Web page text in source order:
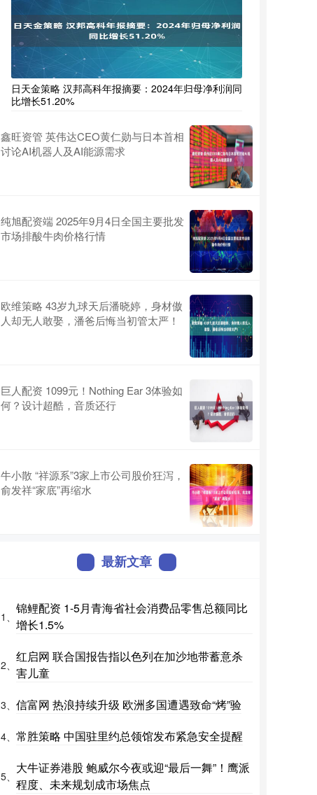
日天金策略 汉邦高科年报摘要：2024年归母净利润同
比增长51.20%
鑫旺资管 英伟达CEO黄仁勋与日本首相
讨论AI机器人及AI能源需求
纯旭配资端 2025年9月4日全国主要批发
市场排酸牛肉价格行情
欧维策略 43岁九球天后潘晓婷，身材傲
人却无人敢娶，潘爸后悔当初管太严！
巨人配资 1099元！Nothing Ear 3体验如
何？设计超酷，音质还行
牛小散 “祥源系”3家上市公司股价狂泻，
俞发祥“家底”再缩水
最新文章
1、
锦鲤配资 1-5月青海省社会消费品零售总额同比
增长1.5%
2、
红启网 联合国报告指以色列在加沙地带蓄意杀
害儿童
3、 信富网 热浪持续升级 欧洲多国遭遇致命“烤”验
4、 常胜策略 中国驻里约总领馆发布紧急安全提醒
5、
大牛证券港股 鲍威尔今夜或迎“最后一舞”！鹰派
程度、未来规划成市场焦点